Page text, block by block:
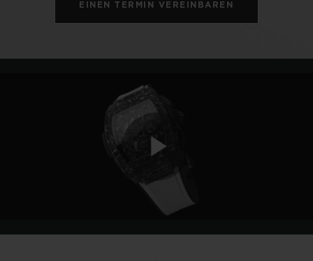
EINEN TERMIN VEREINBAREN
Play